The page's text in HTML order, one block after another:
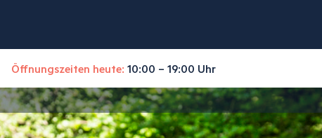
Öffnungszeiten heute: 10:00 – 19:00 Uhr